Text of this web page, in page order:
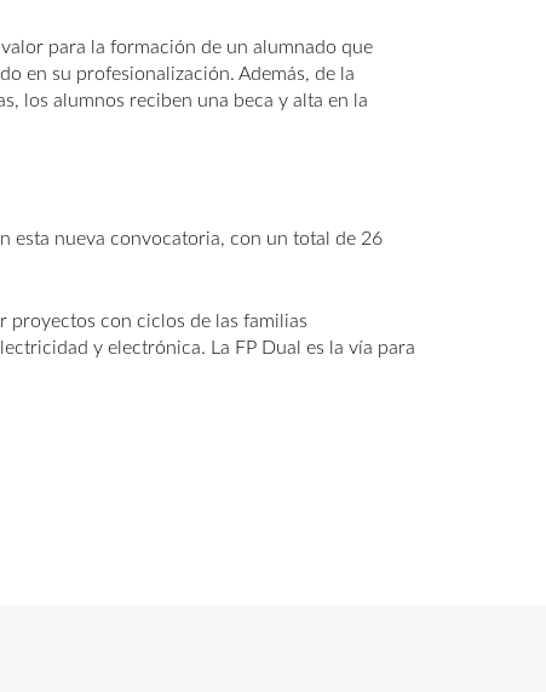
para la formación de un alumnado que
en su profesionalización. Además, de la
los alumnos reciben una beca y alta en la
esta nueva convocatoria, con un total de 26
proyectos con ciclos de las familias
y electrónica. La FP Dual es la vía para